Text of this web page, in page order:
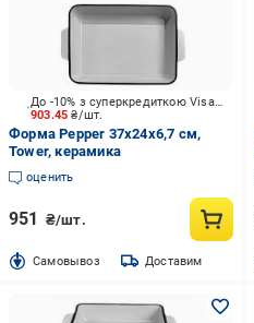
903.45₴/шт.
До -10% з суперкредиткою Visa Вигода
Форма Pepper 37х24х6,7 см,
Tower, керамика
оценить
951 ₴/шт.
Cамовывоз Доставим